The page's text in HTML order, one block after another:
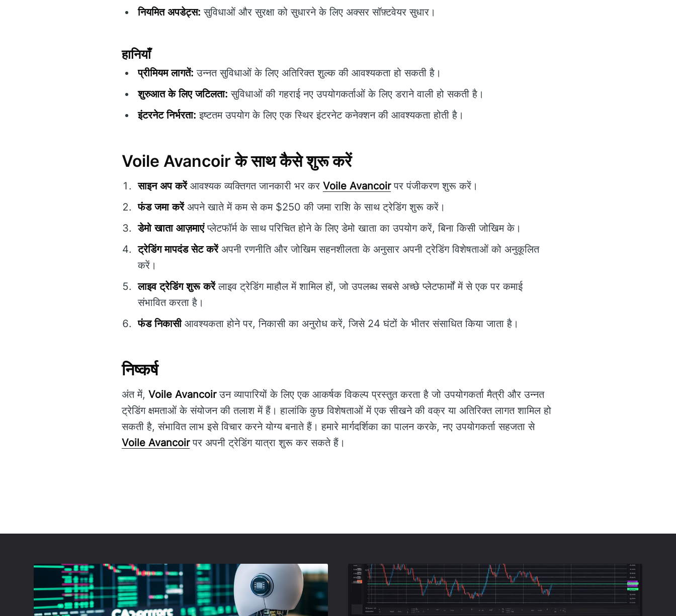
नियमित अपडेट्स: सुविधाओं और सुरक्षा को सुधारने के लिए अक्सर सॉफ़्टवेयर सुधार।
हानियाँ
प्रीमियम लागतें: उन्नत सुविधाओं के लिए अतिरिक्त शुल्क की आवश्यकता हो सकती है।
शुरुआत के लिए जटिलता: सुविधाओं की गहराई नए उपयोगकर्ताओं के लिए डराने वाली हो सकती है।
इंटरनेट निर्भरता: इष्टतम उपयोग के लिए एक स्थिर इंटरनेट कनेक्शन की आवश्यकता होती है।
Voile Avancoir के साथ कैसे शुरू करें
साइन अप करेंआवश्यक व्यक्तिगत जानकारी भर कर Voile Avancoirपर पंजीकरण शुरू करें।
फंड जमा करेंअपने खाते में कम से कम $250 की जमा राशि के साथ ट्रेडिंग शुरू करें।
डेमो खाता आज़माएंप्लेटफॉर्म के साथ परिचित होने के लिए डेमो खाता का उपयोग करें, बिना किसी जोखिम के।
ट्रेडिंग मापदंड सेट करेंअपनी रणनीति और जोखिम सहनशीलता के अनुसार अपनी ट्रेडिंग विशेषताओं को अनुकूलित
करें।
लाइव ट्रेडिंग शुरू करेंलाइव ट्रेडिंग माहौल में शामिल हों, जो उपलब्ध सबसे अच्छे प्लेटफार्मों में से एक पर कमाई
संभावित करता है।
फंड निकासीआवश्यकता होने पर, निकासी का अनुरोध करें, जिसे 24 घंटों के भीतर संसाधित किया जाता है।
निष्कर्ष
अंत में, Voile Avancoirउन व्यापारियों के लिए एक आकर्षक विकल्प प्रस्तुत करता है जो उपयोगकर्ता मैत्री और उन्नत
ट्रेडिंग क्षमताओं के संयोजन की तलाश में हैं। हालांकि कुछ विशेषताओं में एक सीखने की वक्र या अतिरिक्त लागत शामिल हो
सकती है, संभावित लाभ इसे विचार करने योग्य बनाते हैं। हमारे मार्गदर्शिका का पालन करके, नए उपयोगकर्ता सहजता से
Voile Avancoirपर अपनी ट्रेडिंग यात्रा शुरू कर सकते हैं।